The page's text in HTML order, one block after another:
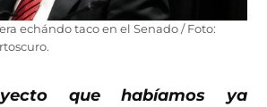
echándo taco en el Senado / Foto:
que habíamos ya